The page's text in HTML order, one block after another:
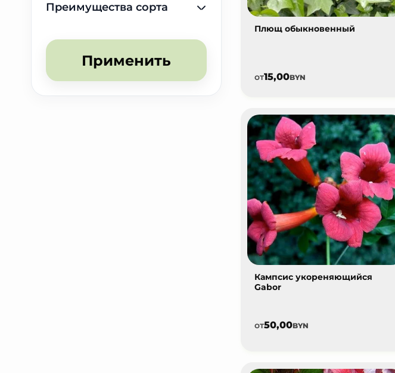
Преимущества сорта
Применить
Плющ обыкновенный
от15,00BYN
Кампсис укореняющийся
Gabor
от50,00BYN